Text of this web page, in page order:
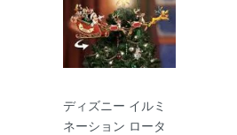
ディズニー イルミ
ネーション ロータ